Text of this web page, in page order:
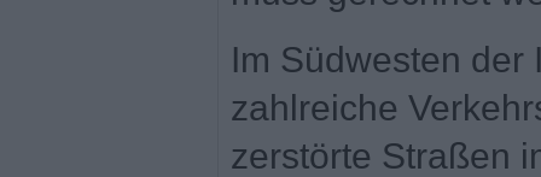
Im Südwesten der
zahlreiche
zerstörte Straßen